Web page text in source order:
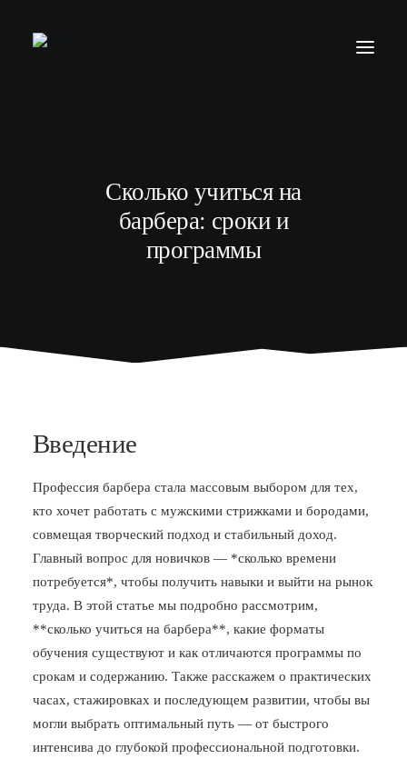
МОДЕЛЯМ
ВЫПУСКНИКИ
Сколько учиться на
барбера: сроки и
программы
Введение
Профессия барбера стала массовым выбором для тех,
кто хочет работать с мужскими стрижками и бородами,
совмещая творческий подход и стабильный доход.
Главный вопрос для новичков — *сколько времени
потребуется*, чтобы получить навыки и выйти на рынок
труда. В этой статье мы подробно рассмотрим,
**сколько учиться на барбера**, какие форматы
обучения существуют и как отличаются программы по
срокам и содержанию. Также расскажем о практических
часах, стажировках и последующем развитии, чтобы вы
могли выбрать оптимальный путь — от быстрого
интенсива до глубокой профессиональной подготовки.